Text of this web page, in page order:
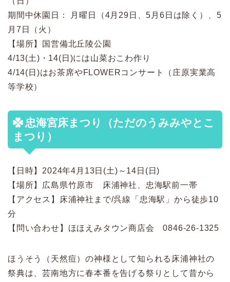
期間中休園日： 月曜日（4月29日、5月6日は除く）、5
月7日（火）
【場所】国営備北丘陵公園
4/13(土)・14(日)には山菜おこわ作り
4/14(日)はお茶席やFLOWERコンサート（庄原実業高
等学校）
忠海宮床まつり（ただのうみみやとこ
まつり）
【日時】2024年4月13日(土)～14日(日)
【場所】広島県竹原市 床浦神社、忠海駅前一帯
【アクセス】床浦神社まで/呉線「忠海駅」から徒歩10
分
【問い合わせ】ほほえみタウン商店会 0846-26-1325
ほうそう（天然痘）の神様として知られる床浦神社の
祭典は、芸南地方に春本番を告げる祭りとして昔から